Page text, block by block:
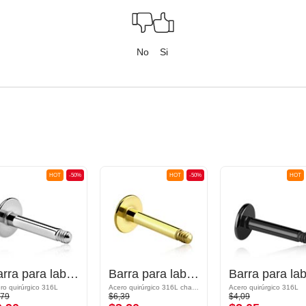
No Si
-50%
HOT
Barra para labret (acero quirúrgico, plateado, acabado brillante)
quirúrgico 316L
-50%
HOT
Barra para labret (acero quirúrgico, chapado en oro, acabado brillante)
$6,39
HOT
Acero quirúrgico 316L
$4,09